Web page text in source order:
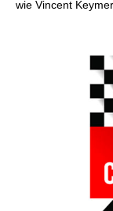
wie Vincent